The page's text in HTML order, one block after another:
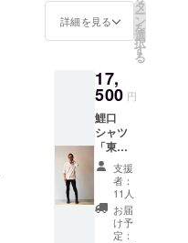
り続けま
す。
本的に
は原
数料以
外の
奉納代
行致し
ます。
普及し
てほし
思いも
あり、
の「東
京」、
「世田
谷」と
比べる
とリー
ズナブ
ルな価
格設定
制作し
ており
谷」は
オック
ス
フォー
ドシャ
ツ（綿
100%）
になり
ます。
一般的
なワイ
シャツ
詳細を見る
タ
ー
ン
を
選
択
す
る
17,
500 円
鯉口
シャツ
「東
京」 当
方で販
売する
鯉口
シャツ
は全て
支援
者：
11人
お届
け予
定：